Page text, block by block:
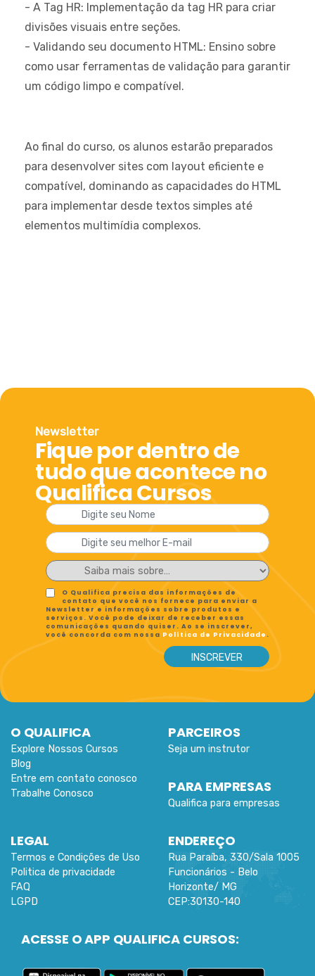
- A Tag HR: Implementação da tag HR para criar
divisões visuais entre seções.
- Validando seu documento HTML: Ensino sobre
como usar ferramentas de validação para garantir
um código limpo e compatível.
Ao final do curso, os alunos estarão preparados
para desenvolver sites com layout eficiente e
compatível, dominando as capacidades do HTML
para implementar desde textos simples até
elementos multimídia complexos.
Newsletter
Fique por dentro de
tudo que acontece no
Qualifica Cursos
O Qualifica precisa das informações de
contato que você nos fornece para enviar a
Newsletter e informações sobre produtos e
serviços. Você pode deixar de receber essas
comunicações quando quiser. Ao se inscrever,
você concorda com nossa Política de Privacidade .
O QUALIFICA
Explore Nossos Cursos
Blog
Entre em contato conosco
Trabalhe Conosco
PARCEIROS
Seja um instrutor
PARA EMPRESAS
Qualifica para empresas
LEGAL
Termos e Condições de Uso
Politica de privacidade
FAQ
LGPD
ENDEREÇO
Rua Paraíba, 330/Sala 1005
Funcionários - Belo
Horizonte/ MG
CEP:30130-140
ACESSE O APP QUALIFICA CURSOS: